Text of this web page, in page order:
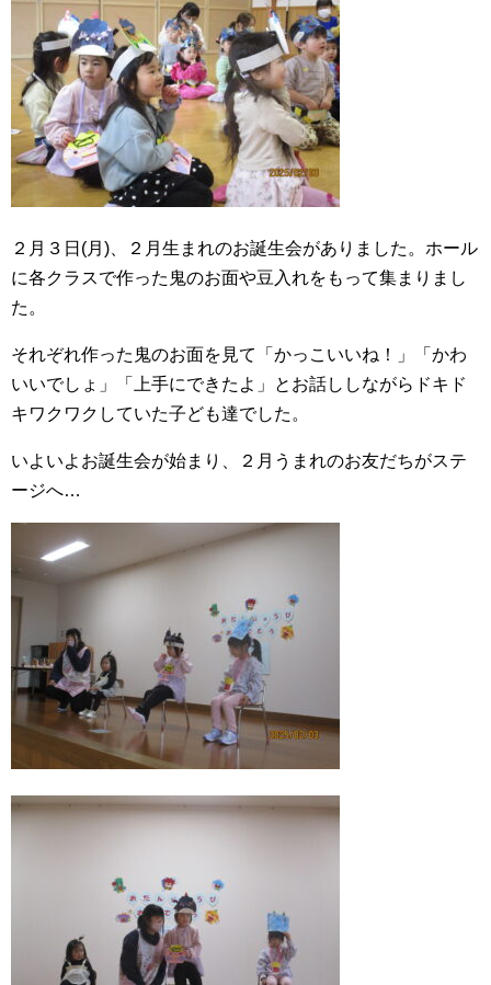
２月３日(月)、２月生まれのお誕生会がありました。ホール
に各クラスで作った鬼のお面や豆入れをもって集まりまし
た。
それぞれ作った鬼のお面を見て「かっこいいね！」「かわ
いいでしょ」「上手にできたよ」とお話ししながらドキド
キワクワクしていた子ども達でした。
いよいよお誕生会が始まり、２月うまれのお友だちがステ
ージへ…